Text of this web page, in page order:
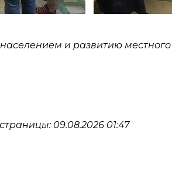
и развитию
09.08.2026 01:47